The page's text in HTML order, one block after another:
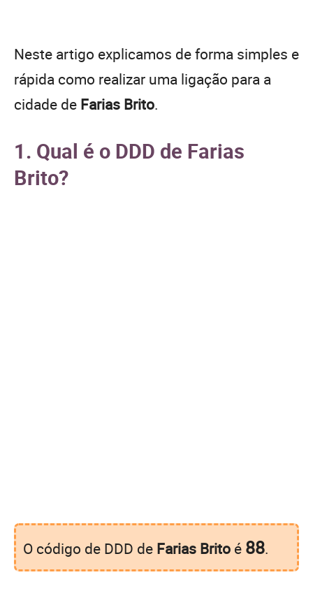
Neste artigo explicamos de forma simples e
rápida como realizar uma ligação para a
cidade de Farias Brito.
1. Qual é o DDD de Farias
Brito?
O código de DDD de Farias Brito é 88.